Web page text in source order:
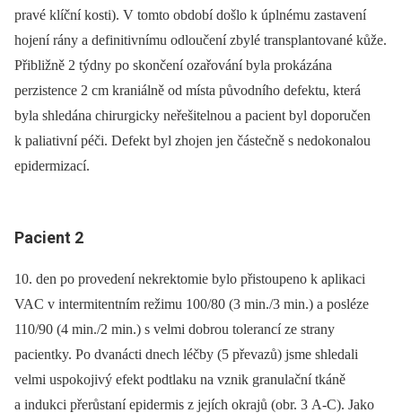
pravé klíční kosti). V tomto období došlo k úplnému zastavení
hojení rány a definitivnímu odloučení zbylé transplantované kůže.
Přibližně 2 týdny po skončení ozařování byla prokázána
perzistence 2 cm kraniálně od místa původního defektu, která
byla shledána chirurgicky neřešitelnou a pacient byl doporučen
k paliativní péči. Defekt byl zhojen jen částečně s nedokonalou
epidermizací.
Pacient 2
10. den po provedení nekrektomie bylo přistoupeno k aplikaci
VAC v intermitentním režimu 100/80 (3 min./3 min.) a posléze
110/90 (4 min./2 min.) s velmi dobrou tolerancí ze strany
pacientky. Po dvanácti dnech léčby (5 převazů) jsme shledali
velmi uspokojivý efekt podtlaku na vznik granulační tkáně
a indukci přerůstaní epidermis z jejích okrajů (obr. 3 A-C). Jako